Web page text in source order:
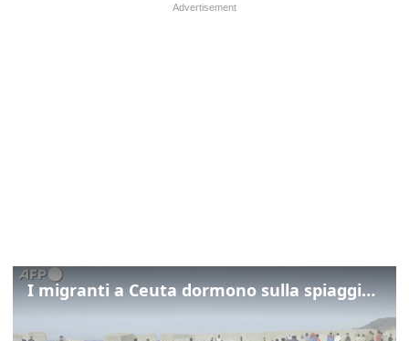
I migranti a Ceuta dormono sulla spiaggia: "Vogliamo entrare in Europa"